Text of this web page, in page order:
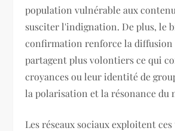
population vulnérable aux
susciter l'indignation. De plus, le
confirmation renforce la diffusion
partagent plus volontiers ce qui
croyances ou leur identité de
la polarisation et la résonance du
Les réseaux sociaux exploitent